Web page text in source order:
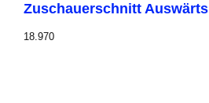
Zuschauerschnitt Auswärts
18.970